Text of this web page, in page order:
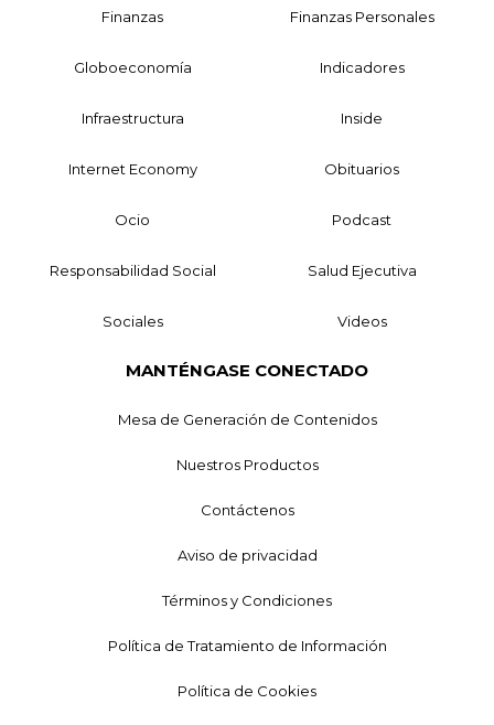
Finanzas Finanzas Personales
Globoeconomía Indicadores
Infraestructura Inside
Internet Economy Obituarios
Ocio Podcast
Responsabilidad Social Salud Ejecutiva
Sociales Videos
MANTÉNGASE CONECTADO
Mesa de Generación de Contenidos
Nuestros Productos
Contáctenos
Aviso de privacidad
Términos y Condiciones
Política de Tratamiento de Información
Política de Cookies